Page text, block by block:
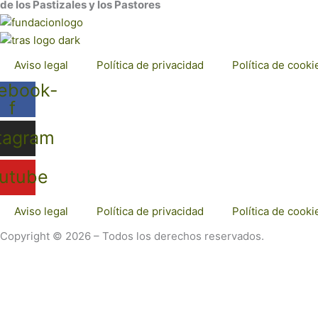
de los Pastizales y los Pastores
Aviso legal Política de privacidad Política de
f
Aviso legal Política de privacidad
Política de
Copyright © 2026 – Todos los derechos reservados.